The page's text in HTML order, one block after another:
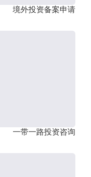
境外投资备案申请
一带一路投资咨询